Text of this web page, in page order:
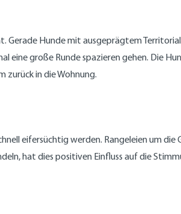
Gerade Hunde mit ausgeprägtem
große Runde spazieren gehen. Die
zurück in die Wohnung.
eifersüchtig werden. Rangeleien um die
hat dies positiven Einfluss auf die